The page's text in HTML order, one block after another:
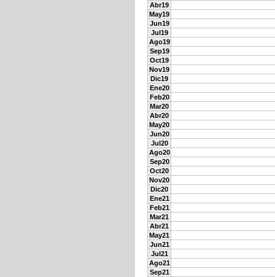
Abr19
May19
Jun19
Jul19
Ago19
Sep19
Oct19
Nov19
Dic19
Ene20
Feb20
Mar20
Abr20
May20
Jun20
Jul20
Ago20
Sep20
Oct20
Nov20
Dic20
Ene21
Feb21
Mar21
Abr21
May21
Jun21
Jul21
Ago21
Sep21